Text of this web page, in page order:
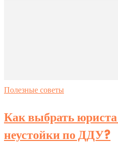
Полезные советы
Как выбрать
неустойки по ДДУ?